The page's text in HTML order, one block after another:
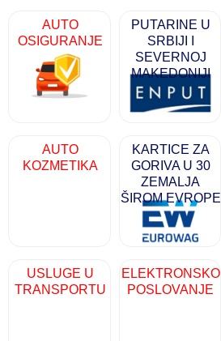
Video materijal
Skupština udruženja
Najnovije vesti
Zastupanje i posredovanje
Skupovi i konferencije
AUTO
OSIGURANJE
PUTARINE U
SRBIJI I
SEVERNOJ
MAKEDONIJI
AUTO
KOZMETIKA
KARTICE ZA
GORIVA U 30
ZEMALJA
ŠIROM EVROPE
USLUGE U
TRANSPORTU
ELEKTRONSKO
POSLOVANJE